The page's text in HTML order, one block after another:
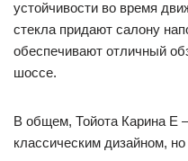
устойчивости во время
стекла придают салону
обеспечивают отличный
шоссе.
В общем, Тойота Карина Е
классическим дизайном,